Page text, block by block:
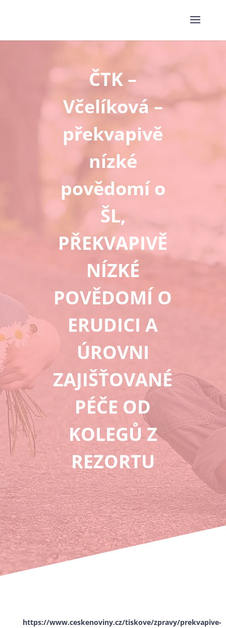
ČTK –
Včelíková –
překvapivě
nízké
povědomí o
ŠL,
PŘEKVAPIVĚ
NÍZKÉ
POVĚDOMÍ O
ERUDICI A
ÚROVNI
ZAJIŠŤOVANÉ
PÉČE OD
KOLEGŮ Z
REZORTU
https://www.ceskenoviny.cz/tiskove/zpravy/prekvapive-